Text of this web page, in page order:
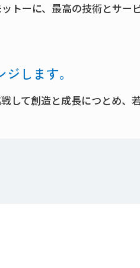
トーに、最高の技術とサ
します。
して創造と成長につとめ、